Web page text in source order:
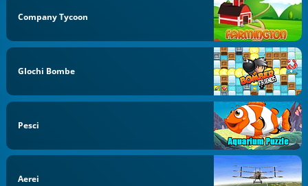
Company Tycoon
GIochi Bombe
Pesci
Aerei